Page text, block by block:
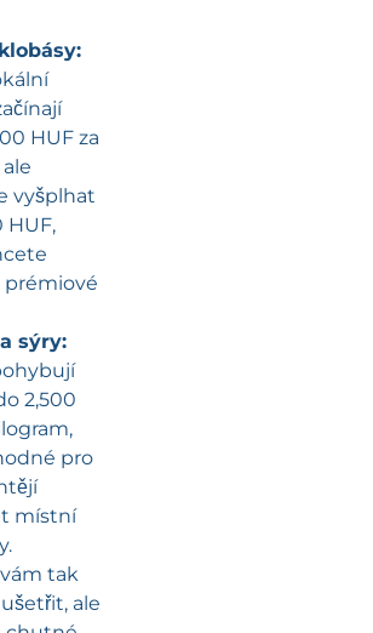
HUF za
vyšplhat
HUF,
sýry:
2,500
pro
místní
tak
ale